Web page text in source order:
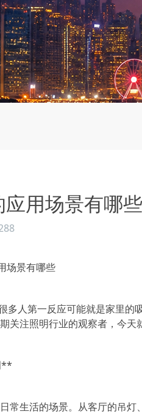
应用场景有哪些
场景有哪些
多人第一反应可能就是家里
关注照明行业的观察者，今天
**
常生活的场景。从客厅的吊